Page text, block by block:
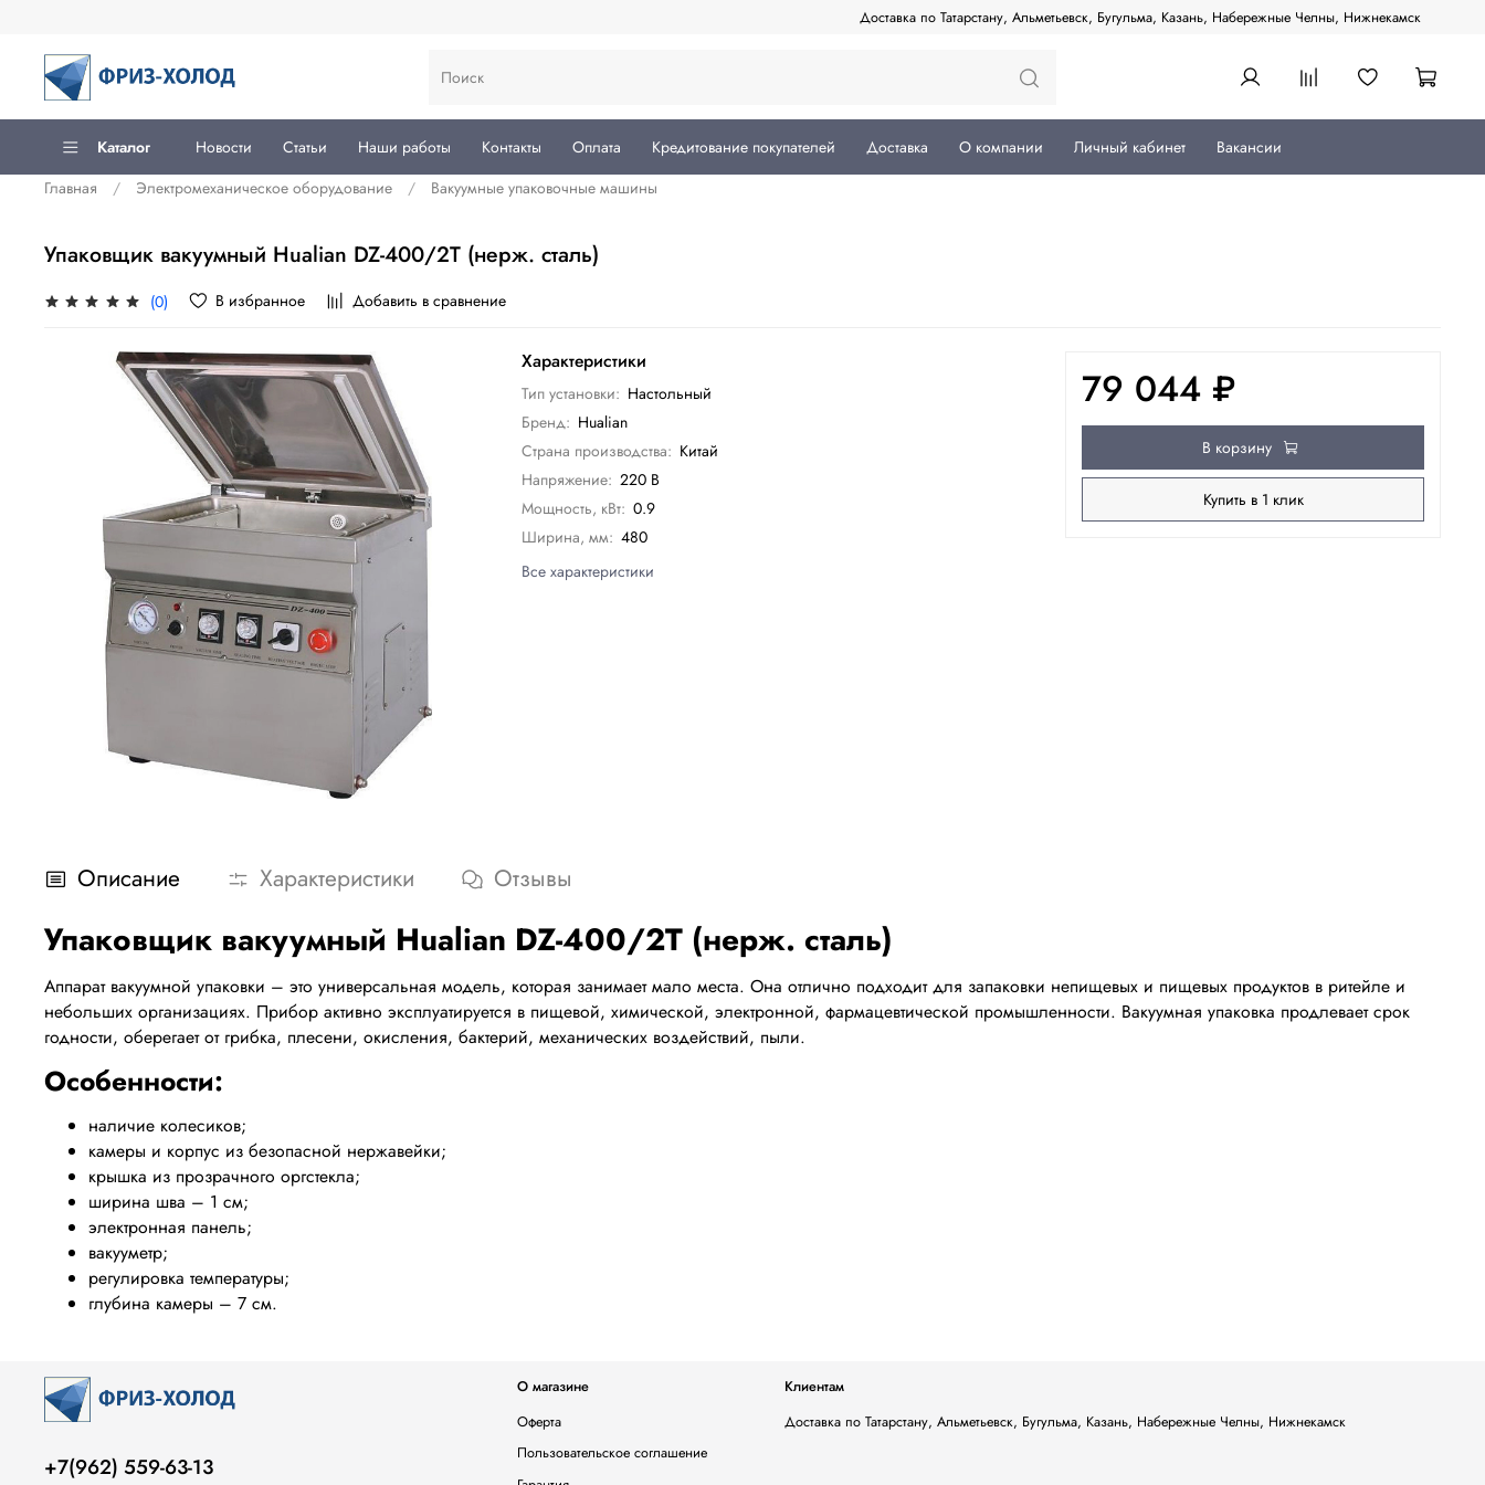
Доставка по Татарстану, Альметьевск, Бугульма, Казань, Набережные Челны, Нижнекамск
Каталог Новости Статьи Наши работы Контакты Оплата Кредитование покупателей Доставка О компании Личный кабинет
Вакансии
Главная
Электромеханическое оборудование Вакуумные упаковочные машины
Упаковщик вакуумный Hualian DZ-400/2T (нерж. сталь)
(0) В избранное Добавить в сравнение
Характеристики
Тип установки: Настольный
Бренд: Hualian
Страна производства: Китай
Напряжение: 220 В
Мощность, кВт: 0.9
Ширина, мм: 480
Все характеристики
79 044 ₽
В корзину
Купить в 1 клик
Описание Характеристики Отзывы
Упаковщик вакуумный Hualian DZ-400/2T (нерж. сталь)
Аппарат вакуумной упаковки – это универсальная модель, которая занимает мало места. Она отлично подходит для запаковки непищевых и пищевых продуктов в ритейле и
небольших организациях. Прибор активно эксплуатируется в пищевой, химической, электронной, фармацевтической промышленности. Вакуумная упаковка продлевает срок
годности, оберегает от грибка, плесени, окисления, бактерий, механических воздействий, пыли.
Особенности:
наличие колесиков;
камеры и корпус из безопасной нержавейки;
крышка из прозрачного оргстекла;
ширина шва – 1 см;
электронная панель;
вакууметр;
регулировка температуры;
глубина камеры – 7 см.
О магазине
Оферта
Пользовательское соглашение
Клиентам
Доставка по Татарстану, Альметьевск, Бугульма, Казань, Набережные Челны, Нижнекамск
+7(962) 559-63-13